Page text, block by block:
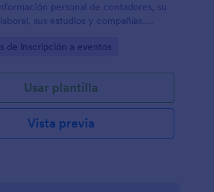
personal de contadores, su
sus estudios y compañías.
de contabilidad, convenciones o
de inscripción a eventos
Usar plantilla
Vista previa